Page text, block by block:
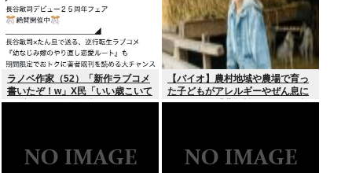
ラノベ作家（52）「新作ラブコメ
書いたぞ！w」X民「いい歳こいて
ラブコメ（笑）恥ずかしくない
【バイオ】農村地域や農場で育っ
た子どもがアレルギーやぜん息に
なりにくい「農場効果」を引き起